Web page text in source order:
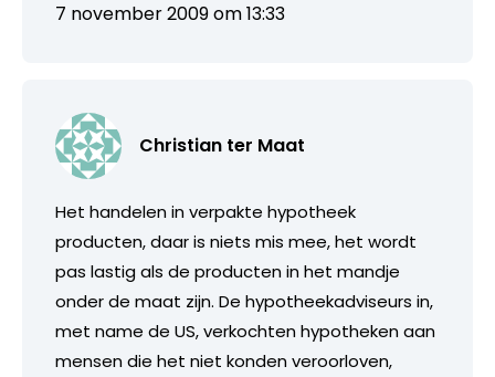
7 november 2009 om 13:33
Christian ter Maat
Het handelen in verpakte hypotheek
producten, daar is niets mis mee, het wordt
pas lastig als de producten in het mandje
onder de maat zijn. De hypotheekadviseurs in,
met name de US, verkochten hypotheken aan
mensen die het niet konden veroorloven,